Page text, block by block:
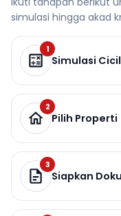
simulasi hingga akad
1
Simulasi
2
Pilih Properti
3
Siapkan